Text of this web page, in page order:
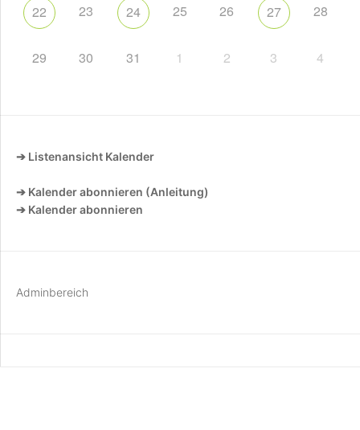
22 23 24 25 26 27 28
29 30 31 1 2 3 4
➔ Listenansicht Kalender
➔ Kalender abonnieren (Anleitung)
➔ Kalender abonnieren
Adminbereich